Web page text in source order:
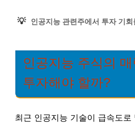
💡 인공지능 관련주에서 투자 기
인공지능 주식의
투자해야 할까?
최근 인공지능 기술이 급속도로